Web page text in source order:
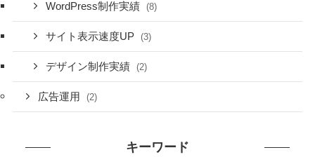
WordPress制作実績 (8)
サイト表示速度UP (3)
デザイン制作実績 (2)
広告運用 (2)
キーワード